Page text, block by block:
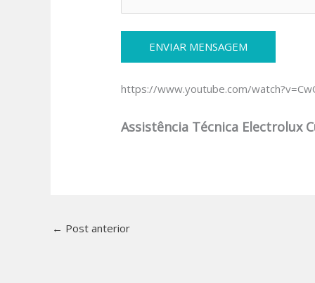
https://www.youtube.com/
Assistência Técnica Electrolux
← Post anterior